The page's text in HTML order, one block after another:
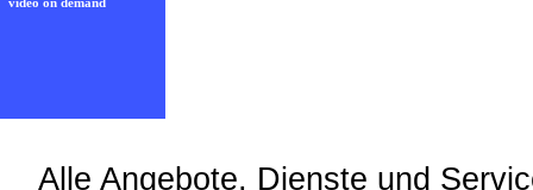
Alle Angebote, Dienste und